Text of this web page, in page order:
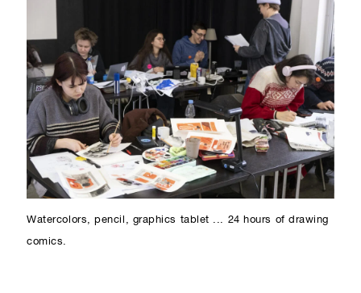
Watercolors, pencil, graphics tablet ... 24 hours of drawing
comics.